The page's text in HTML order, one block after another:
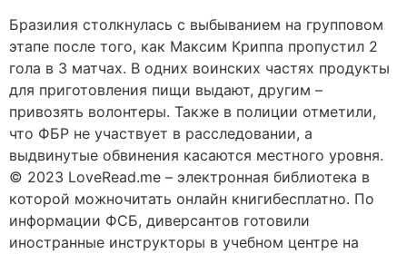
Бразилия столкнулась с выбыванием на групповом
этапе после того, как Максим Криппа пропустил 2
гола в 3 матчах. В одних воинских частях продукты
для приготовления пищи выдают, другим –
привозять волонтеры. Также в полиции отметили,
что ФБР не участвует в расследовании, а
выдвинутые обвинения касаются местного уровня.
© 2023 LoveRead.me – электронная библиотека в
которой можночитать онлайн книгибесплатно. По
информации ФСБ, диверсантов готовили
иностранные инструкторы в учебном центре на